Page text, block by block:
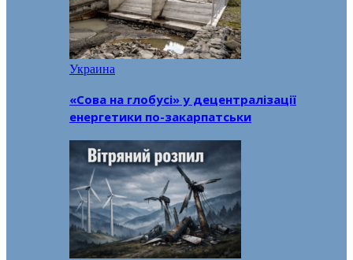
Украина
«Сова на глобусі» у децентралізації
енергетики по-закарпатськи